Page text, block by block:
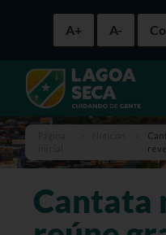
A+ A-
Cantata